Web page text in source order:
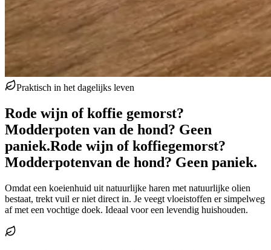
Praktisch in het dagelijks leven
Rode wijn of koffie gemorst?
Modderpoten van de hond? Geen
paniek.Rode wijn of koffiegemorst?
Modderpotenvan de hond? Geen paniek.
Omdat een koeienhuid uit natuurlijke haren met natuurlijke olien
bestaat, trekt vuil er niet direct in. Je veegt vloeistoffen er simpelweg
af met een vochtige doek. Ideaal voor een levendig huishouden.